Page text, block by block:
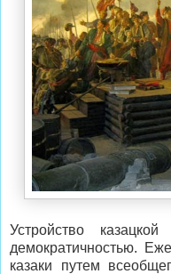
Устройство
демократичностью.
казаки путем